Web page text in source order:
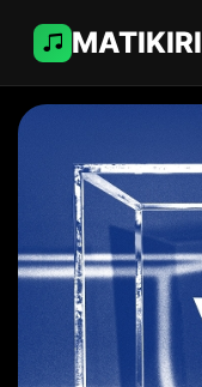
MATIKIRI